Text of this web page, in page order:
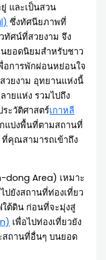
และเป็นสวน
ซึ่งทัศนียภาพที่
ทัศน์ที่สวยงาม จึง
ยอดนิยมสำหรับชาว
อการพักผ่อนหย่อนใจ
วยงาม อุทยานแห่งนี้
ยแห่ง รวมไปถึง
ะวัติศาสตร์เกาหลี
แบ่งพื้นที่ตามสถานที่
คุณสามารถเข้าถึง
dong Area) เหมาะ
ปยังสถานที่ท่องเที่ยว
ต้ดิน ก่อนที่จะมุ่งสู่
เพื่อไปท่องเที่ยวยัง
สถานที่อื่นๆ บนยอด